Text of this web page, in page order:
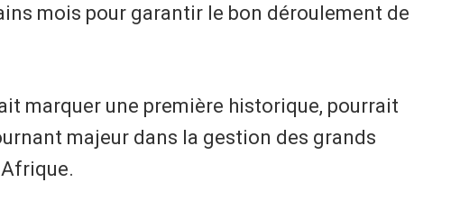
mois pour garantir le bon déroulement de
marquer une première historique, pourrait
majeur dans la gestion des grands